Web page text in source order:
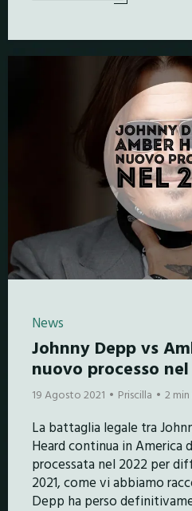
News
Johnny Depp vs
nuovo processo
19 Agosto 2021 Priscilla 2
La battaglia legale tra
Heard continua in America
processata nel 2022 per
2021, come vi abbiamo
Depp ha perso